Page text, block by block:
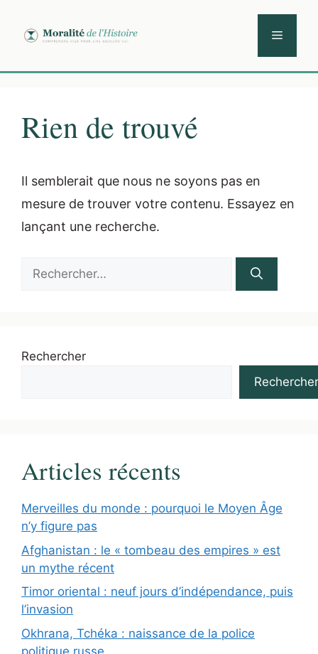
contenu
Menu
Rien de trouvé
Il semblerait que nous ne soyons pas en
mesure de trouver votre contenu. Essayez en
lançant une recherche.
Rechercher :
Rechercher
Rechercher
Articles récents
Merveilles du monde : pourquoi le Moyen Âge
n’y figure pas
Afghanistan : le « tombeau des empires » est
un mythe récent
Timor oriental : neuf jours d’indépendance, puis
l’invasion
Okhrana, Tchéka : naissance de la police
politique russe